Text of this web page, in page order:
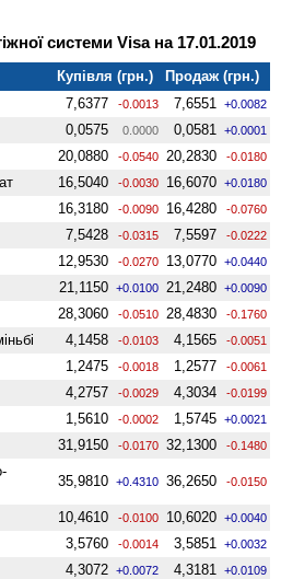
системи Visa на 17.01.2019
Купівля (грн.)
Продаж (грн.)
7,6377 -0.0013 7,6551 +0.0082
0,0575 0.0000 0,0581 +0.0001
20,0880 -0.0540 20,2830 -0.0180
16,5040 -0.0030 16,6070 +0.0180
16,3180 -0.0090 16,4280 -0.0760
7,5428 -0.0315 7,5597 -0.0222
12,9530 -0.0270 13,0770 +0.0440
21,1150 +0.0100 21,2480 +0.0090
28,3060 -0.0510 28,4830 -0.1760
4,1458 -0.0103 4,1565 -0.0051
1,2475 -0.0018 1,2577 -0.0061
4,2757 -0.0029 4,3034 -0.0199
1,5610 -0.0002 1,5745 +0.0021
31,9150 -0.0170 32,1300 -0.1480
35,9810 +0.4310 36,2650 -0.0150
10,4610 -0.0100 10,6020 +0.0040
3,5760 -0.0014 3,5851 +0.0032
4,3072 +0.0072 4,3181 +0.0109